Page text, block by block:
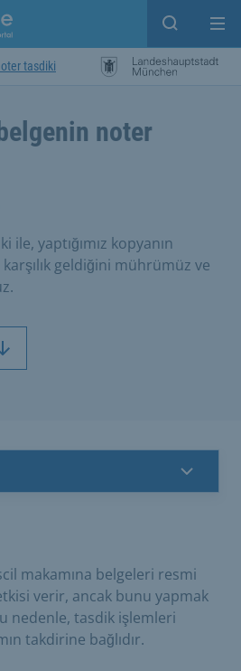
Open
tasdiki
noter
yaptığımız kopyanın
geldiğini mührümüz ve
makamına belgeleri resmi
verir, ancak bunu yapmak
nedenle, tasdik işlemleri
takdirine bağlıdır.